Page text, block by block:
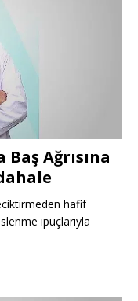
Ağrısına
hafif
ipuçlarıyla